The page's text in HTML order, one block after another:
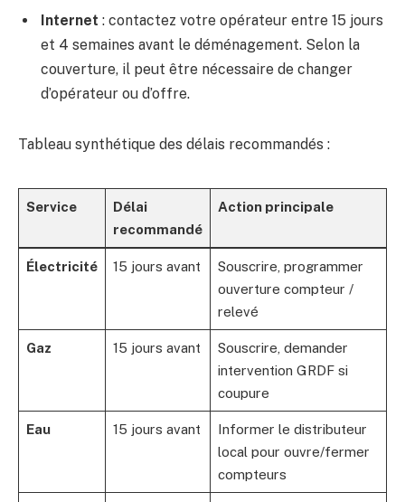
Internet : contactez votre opérateur entre 15 jours
et 4 semaines avant le déménagement. Selon la
couverture, il peut être nécessaire de changer
d’opérateur ou d’offre.
Tableau synthétique des délais recommandés :
Service
Délai
recommandé
Action principale
Électricité 15 jours avant
Souscrire, programmer
ouverture compteur /
relevé
Gaz 15 jours avant
Souscrire, demander
intervention GRDF si
coupure
Eau 15 jours avant
Informer le distributeur
local pour ouvre/fermer
compteurs